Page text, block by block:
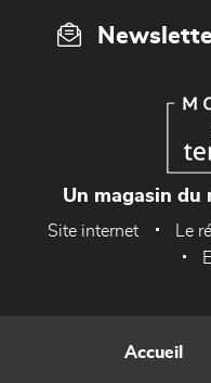
Un magasin du
Site internet Le
Accueil